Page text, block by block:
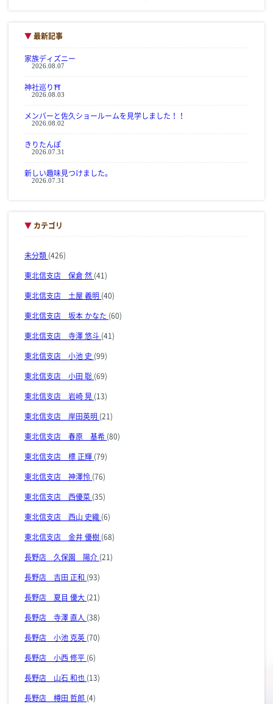
▼最新記事
家族ディズニー
2026.08.07
神社巡り⛩
2026.08.03
メンバーと佐久ショールームを見学しました！！
2026.08.02
きりたんぽ
2026.07.31
新しい趣味見つけました。
2026.07.31
▼ カテゴリ
未分類 (426)
東北信支店 保倉 然 (41)
東北信支店 土屋 義明 (40)
東北信支店 坂本 かなた (60)
東北信支店 寺澤 悠斗 (41)
東北信支店 小池 史 (99)
東北信支店 小田 聡 (69)
東北信支店 岩崎 晃 (13)
東北信支店 岸田英明 (21)
東北信支店 春原 基希 (80)
東北信支店 標 正輝 (79)
東北信支店 神澤怜 (76)
東北信支店 西優菜 (35)
東北信支店 西山 史織 (6)
東北信支店 金井 優樹 (68)
長野店 久保園 陽介 (21)
長野店 吉田 正和 (93)
長野店 夏目 優大 (21)
長野店 寺澤 直人 (38)
長野店 小池 克英 (70)
長野店 小西 修平 (6)
長野店 山石 和也 (13)
長野店 樽田 哲郎 (4)